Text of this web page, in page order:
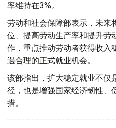
率维持在3%。
劳动和社会保障部表示，未来
位、提高劳动生产率和提升劳
作，重点推动劳动者获得收入
遇合理的正式就业机会。
该部指出，扩大稳定就业不仅
径，也是增强国家经济韧性、
措。